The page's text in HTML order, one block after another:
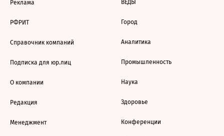
Реклама
РФРИТ
Справочник компаний
Подписка для юр.лиц
О компании
Редакция
Менеджмент
ВЕДЫ
Город
Аналитика
Промышленность
Наука
Здоровье
Конференции